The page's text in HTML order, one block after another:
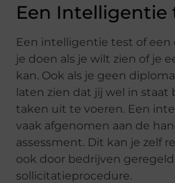
Een Intelligentie
Een intelligentie test of
je doen als je wilt zien of je
kan. Ook als je geen
laten zien dat jij wel in staat
taken uit te voeren. Een
vaak afgenomen aan de
assessment. Dit kan je zelf
ook door bedrijven
sollicitatieprocedure.